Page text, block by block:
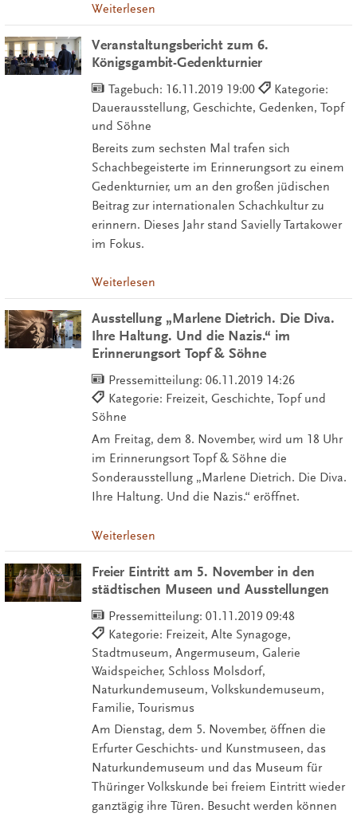
Weiterlesen
Veranstaltungsbericht zum 6.
Königsgambit-Gedenkturnier
Tagebuch: 16.11.2019 19:00
Kategorie:
Dauerausstellung, Geschichte, Gedenken, Topf
und Söhne
Bereits zum sechsten Mal trafen sich
Schachbegeisterte im Erinnerungsort zu einem
Gedenkturnier, um an den großen jüdischen
Beitrag zur internationalen Schachkultur zu
erinnern. Dieses Jahr stand Savielly Tartakower
im Fokus.
Weiterlesen
Ausstellung „Marlene Dietrich. Die Diva.
Ihre Haltung. Und die Nazis.“ im
Erinnerungsort Topf & Söhne
Pressemitteilung: 06.11.2019 14:26
Kategorie: Freizeit, Geschichte, Topf und
Söhne
Am Freitag, dem 8. November, wird um 18 Uhr
im Erinnerungsort Topf & Söhne die
Sonderausstellung „Marlene Dietrich. Die Diva.
Ihre Haltung. Und die Nazis.“ eröffnet.
Weiterlesen
Freier Eintritt am 5. November in den
städtischen Museen und Ausstellungen
Pressemitteilung: 01.11.2019 09:48
Kategorie: Freizeit, Alte Synagoge,
Stadtmuseum, Angermuseum, Galerie
Waidspeicher, Schloss Molsdorf,
Naturkundemuseum, Volkskundemuseum,
Familie, Tourismus
Am Dienstag, dem 5. November, öffnen die
Erfurter Geschichts- und Kunstmuseen, das
Naturkundemuseum und das Museum für
Thüringer Volkskunde bei freiem Eintritt wieder
ganztägig ihre Türen. Besucht werden können